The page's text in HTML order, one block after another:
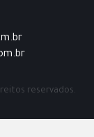
reservados.